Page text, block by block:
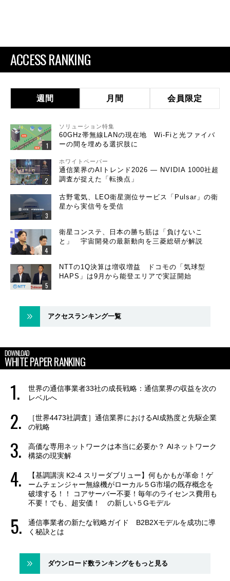
ACCESS RANKING
週間 月間 会員限定
ソリューション特集
60GHz帯無線LANの現在地 Wi-Fiと光ファイバ
ーの間を埋める選択肢に
ホワイトペーパー
通信業界のAIトレンド2026 ― NVIDIA 1000社超
調査が捉えた「転換点」
古野電気、LEO衛星測位サービス「Pulsar」の衛
星から実信号を受信
衛星コンステ、日本の勝ち筋は「負けないこ
と」 宇宙開発の最新動向を三菱総研が解説
NTTの1Q決算は増収増益 ドコモの「気球型
HAPS」は9月から能登エリアで実証開始
アクセスランキング一覧
DOWNLOAD
WHITE PAPER RANKING
世界の通信事業者33社の成長戦略：通信業界の収益を次の
レベルへ
［世界4473社調査］通信業界におけるAI成熟度と先駆企業
の戦略
高価な専用ネットワークは本当に必要か？ AIネットワーク
構築の現実解
【基調講演 K2-4 スリーダブリュー】何もかもが革命！ゲ
ームチェンジャー無線機がローカル５G市場の既存概念を
破壊する！！ コアサーバー不要！毎年のライセンス費用も
不要！でも、超安価！ の新しい５Gモデル
通信事業者の新たな戦略ガイド B2B2Xモデルを成功に導
く秘訣とは
ダウンロード数ランキングをもっと見る